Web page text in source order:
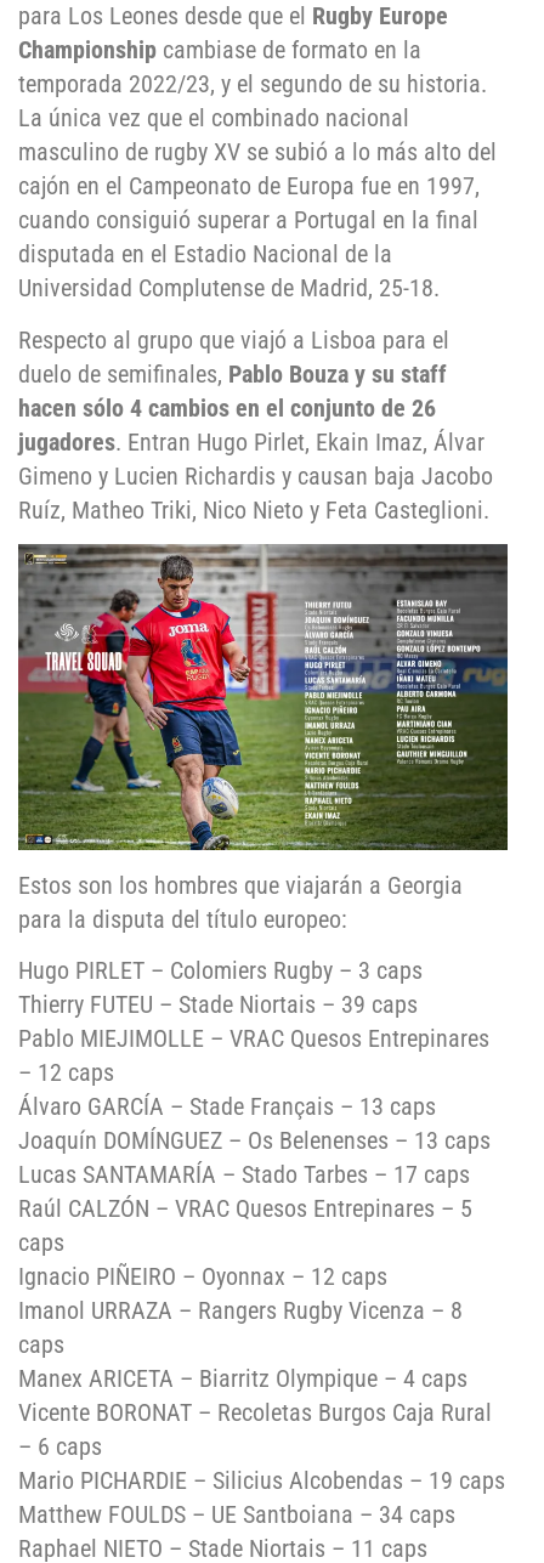
para Los Leones desde que el Rugby Europe
Championship cambiase de formato en la
temporada 2022/23, y el segundo de su historia.
La única vez que el combinado nacional
masculino de rugby XV se subió a lo más alto del
cajón en el Campeonato de Europa fue en 1997,
cuando consiguió superar a Portugal en la final
disputada en el Estadio Nacional de la
Universidad Complutense de Madrid, 25-18.
Respecto al grupo que viajó a Lisboa para el
duelo de semifinales, Pablo Bouza y su staff
hacen sólo 4 cambios en el conjunto de 26
jugadores. Entran Hugo Pirlet, Ekain Imaz, Álvar
Gimeno y Lucien Richardis y causan baja Jacobo
Ruíz, Matheo Triki, Nico Nieto y Feta Casteglioni.
Estos son los hombres que viajarán a Georgia
para la disputa del título europeo:
Hugo PIRLET – Colomiers Rugby – 3 caps
Thierry FUTEU – Stade Niortais – 39 caps
Pablo MIEJIMOLLE – VRAC Quesos Entrepinares
– 12 caps
Álvaro GARCÍA – Stade Français – 13 caps
Joaquín DOMÍNGUEZ – Os Belenenses – 13 caps
Lucas SANTAMARÍA – Stado Tarbes – 17 caps
Raúl CALZÓN – VRAC Quesos Entrepinares – 5
caps
Ignacio PIÑEIRO – Oyonnax – 12 caps
Imanol URRAZA – Rangers Rugby Vicenza – 8
caps
Manex ARICETA – Biarritz Olympique – 4 caps
Vicente BORONAT – Recoletas Burgos Caja Rural
– 6 caps
Mario PICHARDIE – Silicius Alcobendas – 19 caps
Matthew FOULDS – UE Santboiana – 34 caps
Raphael NIETO – Stade Niortais – 11 caps